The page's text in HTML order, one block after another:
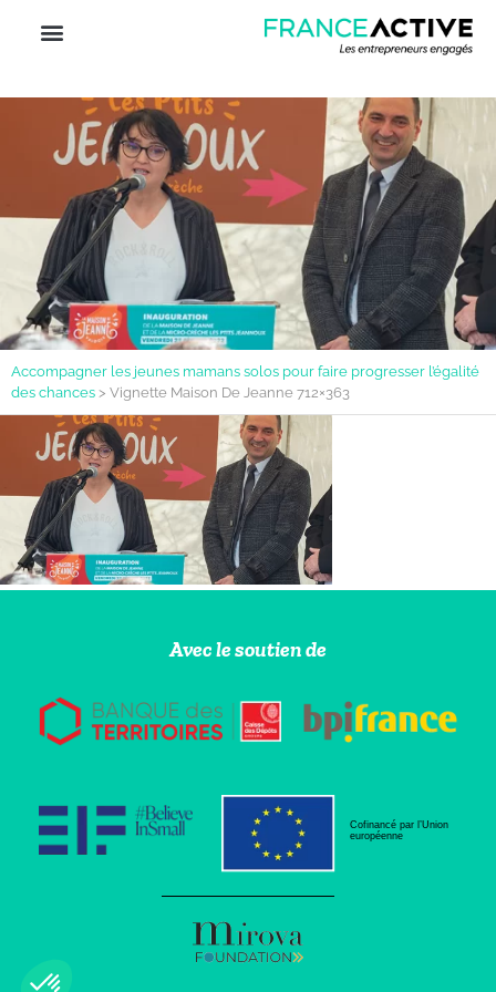
Accompagner les jeunes mamans solos pour faire progresser l’égalité
des chances > Vignette Maison De Jeanne 712×363
Avec le soutien de
Cofinancé par l’Union
européenne